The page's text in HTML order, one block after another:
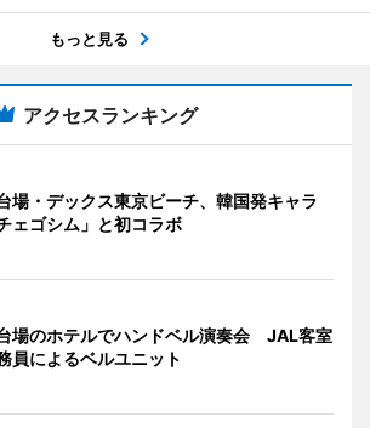
もっと見る
アクセスランキング
場・デックス東京ビーチ、韓国発キャラ
チェゴシム」と初コラボ
場のホテルでハンドベル演奏会 JAL客室
員によるベルユニット